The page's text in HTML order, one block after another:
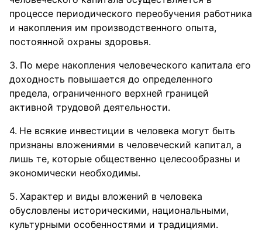
процессе периодического переобучения работника
и накопления им производственного опыта,
постоянной охраны здоровья.
По мере накопления человеческого капитала его
доходность повышается до определенного
предела, ограниченного верхней границей
активной трудовой деятельности.
Не всякие инвестиции в человека могут быть
признаны вложениями в человеческий капитал, а
лишь те, которые общественно целесообразны и
экономически необходимы.
Характер и виды вложений в человека
обусловлены историческими, национальными,
культурными особенностями и традициями.